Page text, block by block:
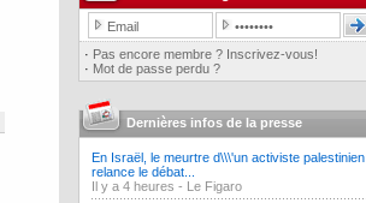
· Pas encore membre ? Inscrivez-vous!
· Mot de passe perdu ?
Dernières infos de la presse
En Israël, le meurtre d\\\'un activiste palestinien
relance le débat...
Il y a 4 heures - Le Figaro